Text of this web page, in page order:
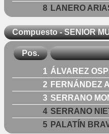
8 LANERO
Compuesto - SENIOR
Pos.
1 ÁLVAREZ
2 FERNÁNDEZ
3 SERRANO
4 SERRANO
5 PALATÍN